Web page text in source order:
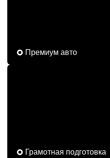
Премиум авто
Грамотная подготовка